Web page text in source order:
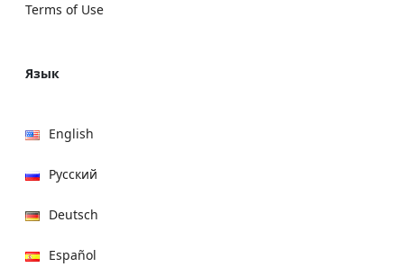
Terms of Use
Язык
English
Русский
Deutsch
Español